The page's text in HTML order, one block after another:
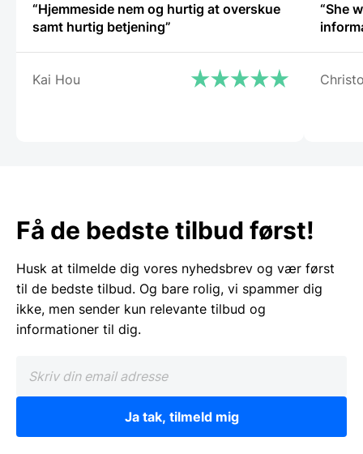
“Hjemmeside nem og hurtig at overskue
samt hurtig betjening”
Kai Hou
“She
Få de bedste tilbud først!
Husk at tilmelde dig vores nyhedsbrev og vær først
til de bedste tilbud. Og bare rolig, vi spammer dig
ikke, men sender kun relevante tilbud og
informationer til dig.
Ja tak, tilmeld mig